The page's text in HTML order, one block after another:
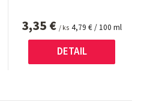
3,35 € / ks Jednotková
cena:
4,79 € / 100 ml
DETAIL